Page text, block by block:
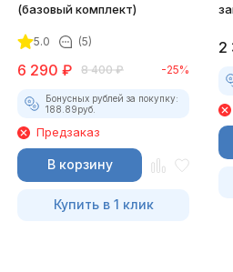
(базовый комплект)
5.0 (5)
6 290 ₽ 8 400 ₽ -25%
Бонусных рублей за покупку:
188.89руб.
Предзаказ
В корзину
Купить в 1 клик
2